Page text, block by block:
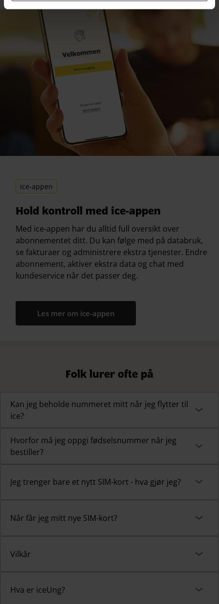
ice-appen
Hold kontroll med ice-appen
Med ice-appen har du alltid full oversikt over
abonnementet ditt. Du kan følge med på databruk,
se fakturaer og administrere ekstra tjenester. Endre
abonnement, aktiver ekstra data og chat med
kundeservice når det passer deg.
Les mer om ice-appen
Folk lurer ofte på
Kan jeg beholde nummeret mitt når jeg flytter til
ice?
Hvorfor må jeg oppgi fødselsnummer når jeg
bestiller?
Jeg trenger bare et nytt SIM-kort - hva gjør jeg?
Når får jeg mitt nye SIM-kort?
Vilkår
Hva er iceUng?